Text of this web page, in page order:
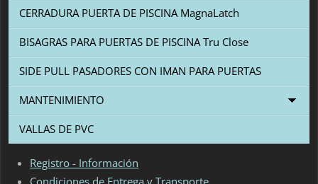
CERRADURA PUERTA DE PISCINA MagnaLatch
BISAGRAS PARA PUERTAS DE PISCINA Tru Close
SIDE PULL PASADORES CON IMAN PARA PUERTAS
MANTENIMIENTO
VALLAS DE PVC
Registro - Información